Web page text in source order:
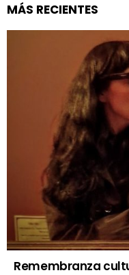
MÁS RECIENTES
Remembranza